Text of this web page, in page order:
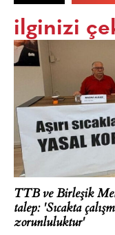
ilginizi
TTB ve Birleşik
talep: 'Sıcakta
zorunluluktur'